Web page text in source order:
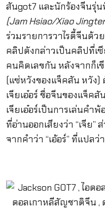
สันgot7 และนักร้องจีนรุ่น
(Jam Hsiao/Xiao
ร่วมรายการวาไรตี้จีนด้ว
คลิปดังกล่าวเป็นคลิปที่เ
คนคิดเลขกัน หลังจากก็เ
(แซ่หวังของแจ็คสัน หวัง)
เจียเอ๋อร์ ชื่อจีนของแจ็คสั
เจียเอ๋อร์เป็นการเล่นคำ
ที่อ่านออกเสียงว่า “เจีย”
จากคำว่า “เอ้อร์” ที่แปลว่